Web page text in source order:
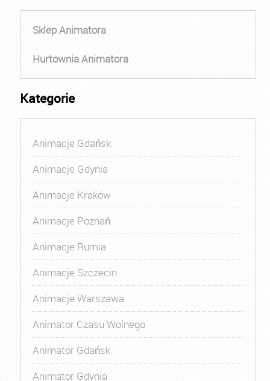
Sklep Animatora
Hurtownia Animatora
Kategorie
Animacje Gdańsk
Animacje Gdynia
Animacje Kraków
Animacje Poznań
Animacje Rumia
Animacje Szczecin
Animacje Warszawa
Animator Czasu Wolnego
Animator Gdańsk
Animator Gdynia